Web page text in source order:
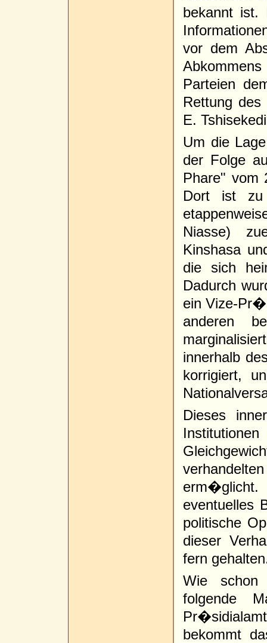
bekannt ist.
vor dem
Parteien
Rettung des
E.
Um die
der Folge
Phare" vom
Dort ist
Niasse)
Kinshasa
die sich
Dadurch
ein Vize-
anderen
innerhalb
korrigiert,
Dieses
eventuelles
politische
dieser
fern
Wie schon
folgende
bekommt